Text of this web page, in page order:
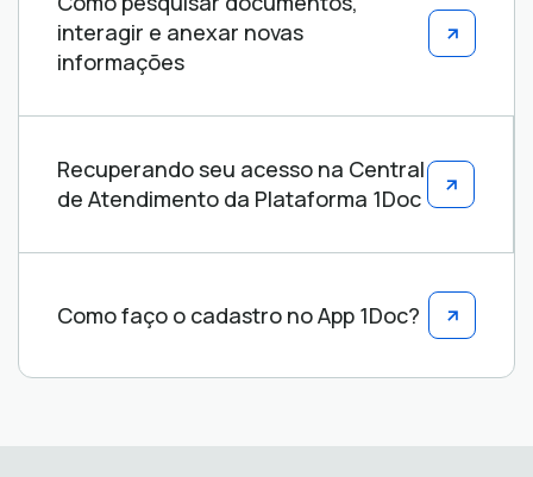
interagir e anexar novas
informações
Recuperando seu acesso na Central
de Atendimento da Plataforma 1Doc
Como faço o cadastro no App 1Doc?